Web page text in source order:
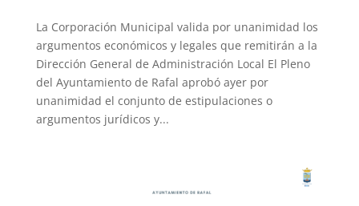
La Corporación Municipal valida por unanimidad los
argumentos económicos y legales que remitirán a la
Dirección General de Administración Local El Pleno
del Ayuntamiento de Rafal aprobó ayer por
unanimidad el conjunto de estipulaciones o
argumentos jurídicos y...